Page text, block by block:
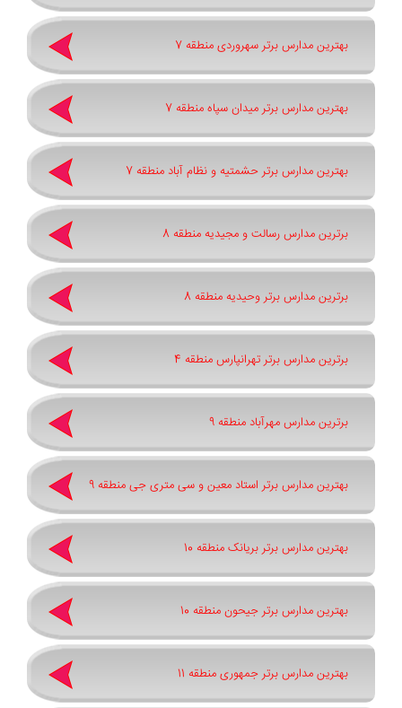
بهترین مدارس برتر سهروردی منطقه 7
بهترین مدارس برتر میدان سپاه منطقه 7
بهترین مدارس برتر حشمتیه و نظام آباد منطقه 7
برترین مدارس رسالت و مجیدیه منطقه 8
برترین مدارس برتر وحیدیه منطقه 8
برترین مدارس برتر تهرانپارس منطقه 4
برترین مدارس مهرآباد منطقه 9
بهترین مدارس برتر استاد معین و سی متری جی منطقه 9
بهترین مدارس برتر بریانک منطقه 10
بهترین مدارس برتر جیحون منطقه 10
بهترین مدارس برتر جمهوری منطقه 11